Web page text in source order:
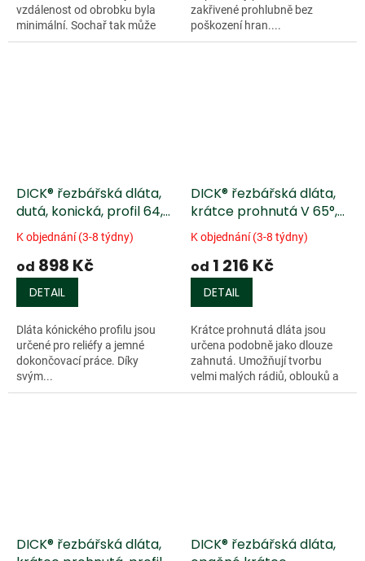
vzdálenost od obrobku byla
minimální. Sochař tak může
vytvářet...
zakřivené prohlubně bez
poškození hran....
DICK® řezbářská dláta,
dutá, konická, profil 64,
66, 70
K objednání (3-8 týdny)
od 898 Kč
DETAIL
Dláta kónického profilu jsou
určené pro reliéfy a jemné
dokončovací práce. Díky
svým...
DICK® řezbářská dláta,
krátce prohnutá V 65°,
profil 44
K objednání (3-8 týdny)
od 1 216 Kč
DETAIL
Krátce prohnutá dláta jsou
určena podobně jako dlouze
zahnutá. Umožňují tvorbu
velmi malých rádiů, oblouků a
přechodů i ve...
DICK® řezbářská dláta,
DICK® řezbářská dláta,